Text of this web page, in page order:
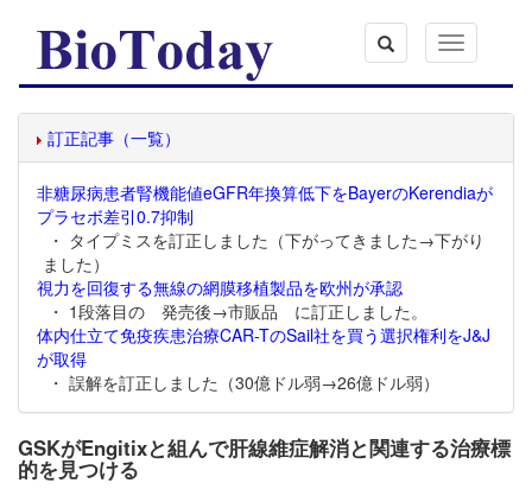
Toggle
navigation
訂正記事（一覧）
非糖尿病患者腎機能値eGFR年換算低下をBayerのKerendiaが
プラセボ差引0.7抑制
・ タイプミスを訂正しました（下がってきました→下がり
ました）
視力を回復する無線の網膜移植製品を欧州が承認
・ 1段落目の 発売後→市販品 に訂正しました。
体内仕立て免疫疾患治療CAR-TのSail社を買う選択権利をJ&J
が取得
・ 誤解を訂正しました（30億ドル弱→26億ドル弱）
GSKがEngitixと組んで肝線維症解消と関連する治療標
的を見つける